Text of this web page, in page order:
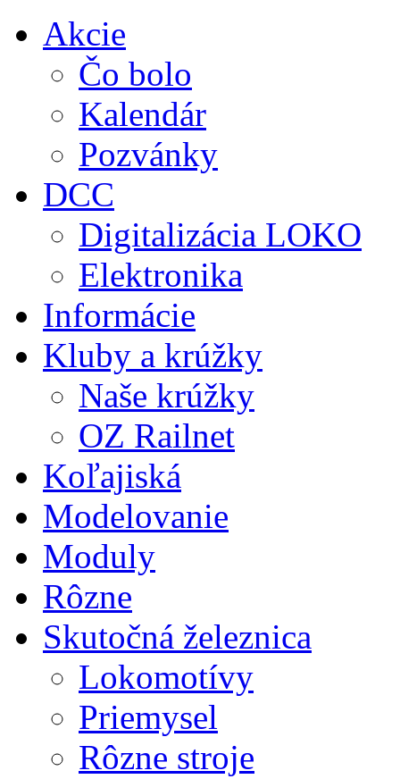
Akcie
Čo bolo
Kalendár
Pozvánky
DCC
Digitalizácia LOKO
Elektronika
Informácie
Kluby a krúžky
Naše krúžky
OZ Railnet
Koľajiská
Modelovanie
Moduly
Rôzne
Skutočná železnica
Lokomotívy
Priemysel
Rôzne stroje